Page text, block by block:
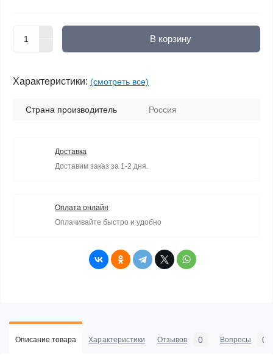
В корзину
Характеристики: (смотреть все)
Страна производитель Россия
Доставка
Доставим заказ за 1-2 дня.
Оплата онлайн
Оплачивайте быстро и удобно
Описание товара Характеристики Отзывов 0 Вопросы 0